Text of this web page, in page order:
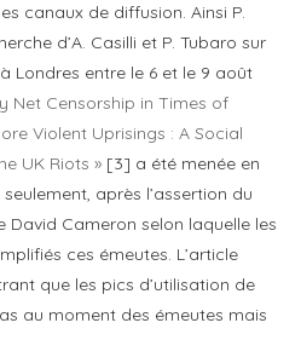
canaux de diffusion. Ainsi P.
d’A. Casilli et P. Tubaro sur
Londres entre le 6 et le 9 août
Net Censorship in Times of
Violent Uprisings : A Social
UK Riots » [3] a été menée en
après l’assertion du
David Cameron selon laquelle les
ces émeutes. L’article
que les pics d’utilisation de
au moment des émeutes mais